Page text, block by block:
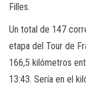
Filles.
Un total de 147
etapa del Tour de
166,5 kilómetros
13:43. Sería en el